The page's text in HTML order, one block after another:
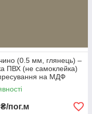
(0.5 мм, глянець) ‒
ПВХ (не самоклейка)
на МДФ
₴/пог.м